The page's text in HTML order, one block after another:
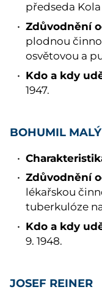
předseda
Zdůvodnění
plodnou
osvětovou a
Kdo a kdy
1947.
BOHUMIL MALÝ
Zdůvodnění
lékařskou
tuberkulóze
Kdo a kdy
9. 1948.
JOSEF REINER